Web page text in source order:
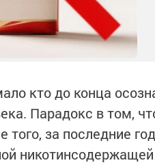
кто до конца
Парадокс в том,
за последние
никотинсодержащей